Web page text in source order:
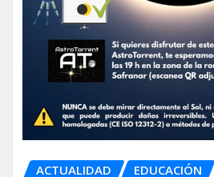
ACTUALIDAD
EDUCACIÓN